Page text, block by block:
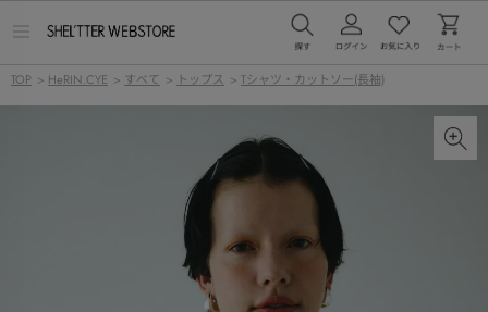
ー
を
TOP > HeRIN.CYE > すべて > トップス > Tシャツ・カットソー(長袖)